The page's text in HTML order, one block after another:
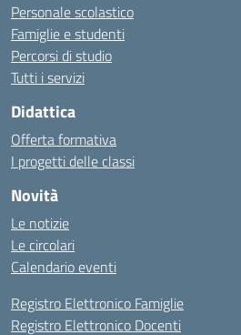
Personale scolastico
Famiglie e studenti
Percorsi di studio
Tutti i servizi
Didattica
Offerta formativa
I progetti delle classi
Novità
Le notizie
Le circolari
Calendario eventi
Registro Elettronico Famiglie
Registro Elettronico Docenti